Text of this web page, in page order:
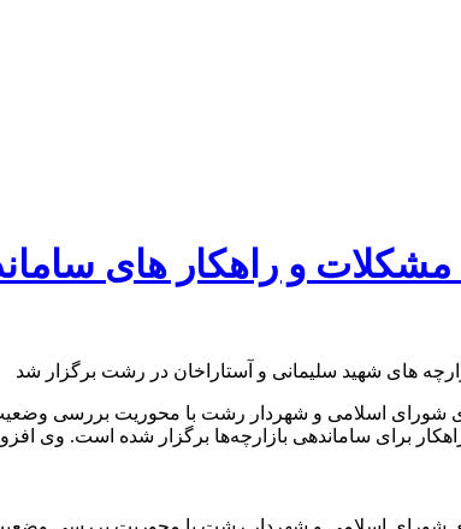
و راهکار های
شورای اسلامی و شهردار رشت با محوریت بررسی وضعیت
برای ساماندهی بازارچه‌ها برگزار شده است. وی افزود: